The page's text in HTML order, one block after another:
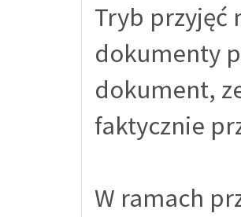
Tryb przyjęć
dokumenty
dokument,
faktycznie
W ramach